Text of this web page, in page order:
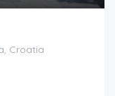
Croatia